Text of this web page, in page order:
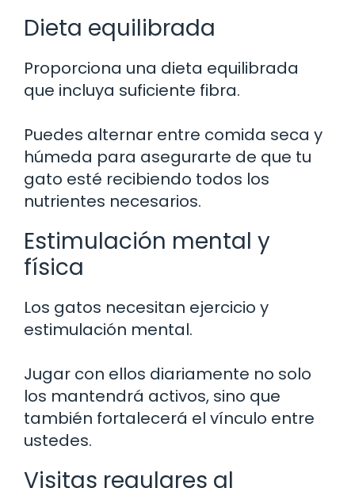
Dieta equilibrada
Proporciona una dieta equilibrada
que incluya suficiente fibra.
Puedes alternar entre comida seca y
húmeda para asegurarte de que tu
gato esté recibiendo todos los
nutrientes necesarios.
Estimulación mental y
física
Los gatos necesitan ejercicio y
estimulación mental.
Jugar con ellos diariamente no solo
los mantendrá activos, sino que
también fortalecerá el vínculo entre
ustedes.
Visitas regulares al